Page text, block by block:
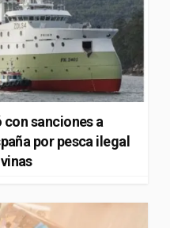
sanciones a
por pesca ilegal